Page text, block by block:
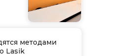
методами
Lasik